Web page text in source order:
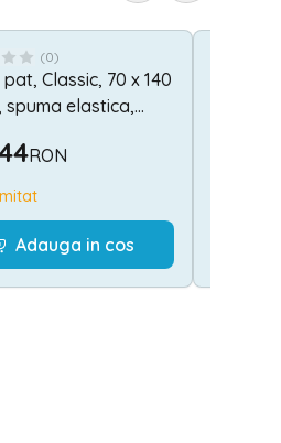
(0)
Classic, 70 x 140
spuma elastica,
RON
Adauga in cos